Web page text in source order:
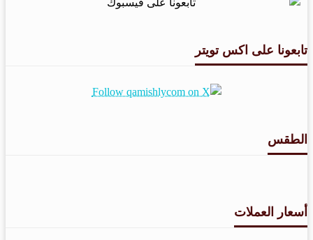
تابعونا على اكس تويتر
الطقس
أسعار العملات